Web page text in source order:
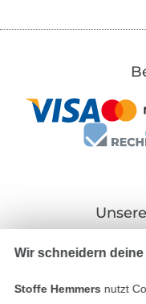
Wir schneidern
Stoffe Hemmers nutzt